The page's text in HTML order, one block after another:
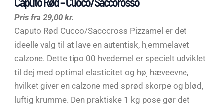
Pris fra 29,00 kr.
Caputo Rød Cuoco/Saccoross Pizzamel er det
ideelle valg til at lave en autentisk, hjemmelavet
calzone. Dette tipo 00 hvedemel er specielt udviklet
til dej med optimal elasticitet og høj hæveevne,
hvilket giver en calzone med sprød skorpe og blød,
luftig krumme. Den praktiske 1 kg pose gør det